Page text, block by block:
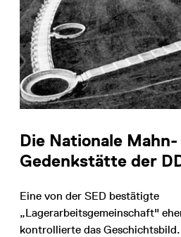
Die Nationale
Gedenkstätte der
Eine von der SED bestätigte
„Lagerarbeitsgemeinschaft"
kontrollierte das Geschichtsbild.